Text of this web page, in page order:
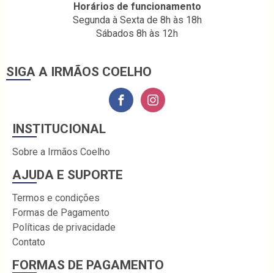
Horários de funcionamento
Segunda à Sexta de 8h às 18h
Sábados 8h às 12h
SIGA A IRMÃOS COELHO
INSTITUCIONAL
Sobre a Irmãos Coelho
AJUDA E SUPORTE
Termos e condições
Formas de Pagamento
Políticas de privacidade
Contato
FORMAS DE PAGAMENTO